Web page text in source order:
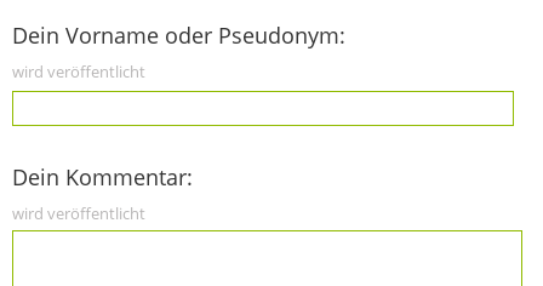
Dein Vorname oder Pseudonym:
wird veröffentlicht
Dein Kommentar:
wird veröffentlicht